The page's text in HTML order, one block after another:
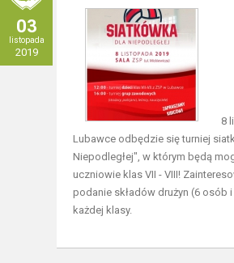
03
listopada
2019
8
Lubawce odbędzie się turniej
Niepodległej", w którym będą
uczniowie klas VII - VIII!
podanie składów drużyn (6 osób
każdej klasy.